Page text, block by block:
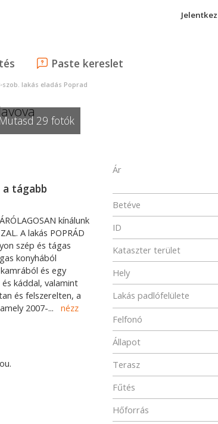
Paste kereslet
szob. lakás eladás Poprad
Mutasd 29 fotók
a tágabb
kínálunk
A lakás POPRÁD
szép és tágas
konyhából
és egy
káddal, valamint
és felszerelten, a
2007-...
nézz
Ár
Betéve
ID
Kataszter terület
Hely
Lakás padlófelülete
Felfonó
Állapot
Terasz
Fűtés
Hőforrás